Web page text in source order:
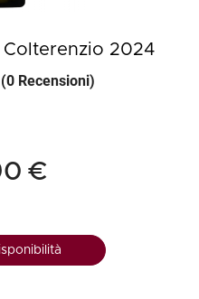
2024
(0 Recensioni)
€